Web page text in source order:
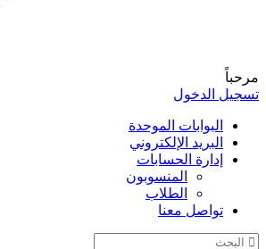
مرحباً
تسجيل الدخول
البوابات الموحدة
البريد الإلكتروني
إدارة الحسابات
المنسوبون
الطلاب
تواصل معنا